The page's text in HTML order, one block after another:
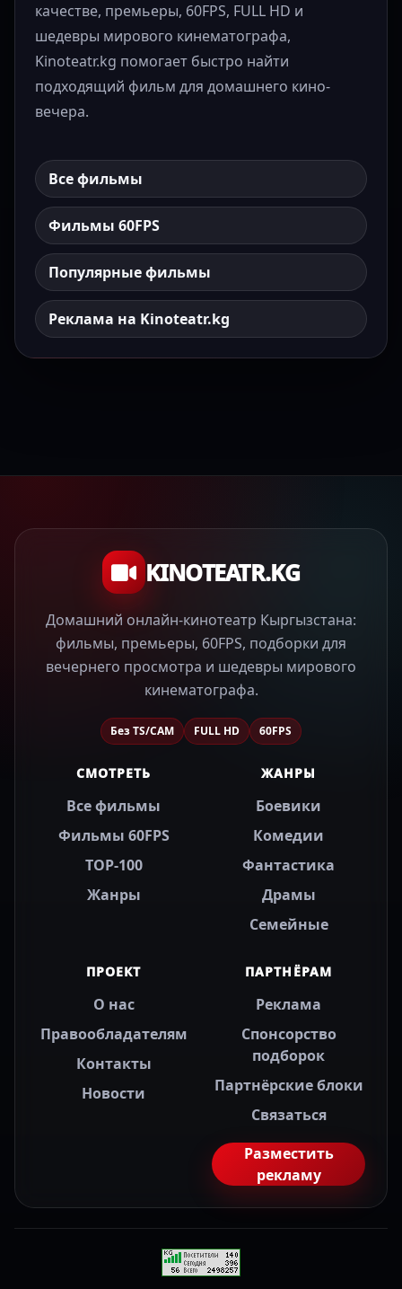
качестве, премьеры, 60FPS, FULL HD и
шедевры мирового кинематографа,
Kinoteatr.kg помогает быстро найти
подходящий фильм для домашнего кино-
вечера.
Все фильмы
Фильмы 60FPS
Популярные фильмы
Реклама на Kinoteatr.kg
KINOTEATR.KG
Домашний онлайн-кинотеатр Кыргызстана:
фильмы, премьеры, 60FPS, подборки для
вечернего просмотра и шедевры мирового
кинематографа.
Без TS/CAM FULL HD 60FPS
СМОТРЕТЬ
Все фильмы
Фильмы 60FPS
TOP-100
Жанры
ЖАНРЫ
Боевики
Комедии
Фантастика
Драмы
Семейные
ПРОЕКТ
О нас
Правообладателям
Контакты
Новости
ПАРТНЁРАМ
Реклама
Спонсорство
подборок
Партнёрские блоки
Связаться
Разместить
рекламу